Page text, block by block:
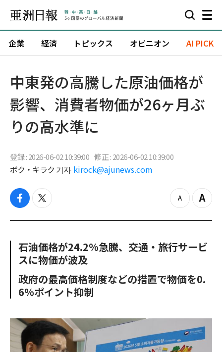
企業 経済 トピックス オピニオン AI PICK
中東発の高騰した原油価格が
影響、消費者物価が26ヶ月ぶ
りの高水準に
登録 : 2026-06-02 10:39:00 修正 : 2026-06-02 10:39:00
ボク・キラク 기자 kirock@ajunews.com
f
c
o
o
t
i
e
r
z
o
u
Z
o
n
石油価格が24.2%急騰、交通・旅行サービ
スに物価が波及
政府の最高価格制度などの措置で物価を0.
6%ポイント抑制